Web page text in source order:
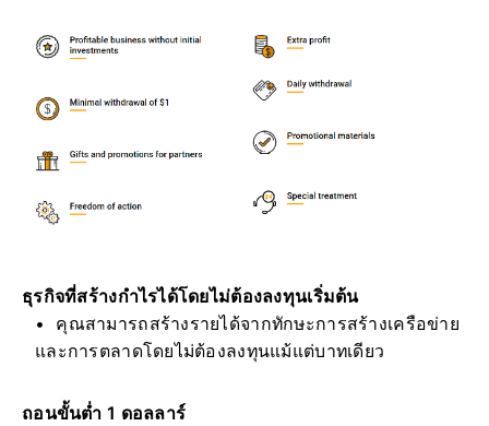
ธุรกิจที่สร้างกำไรได้โดยไม่ต้องลงทุนเริ่มต้น
คุณสามารถสร้างรายได้จากทักษะการสร้างเครือข่าย
และการตลาดโดยไม่ต้องลงทุนแม้แต่บาทเดียว
ถอนขั้นต่ำ 1 ดอลลาร์